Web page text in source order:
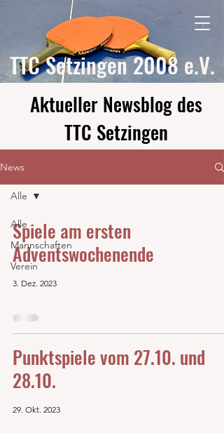
Start Mannschaften
Mitgliederbereich Datenschutz
TTC Setzingen 2008 e.V.
Aktueller Newsblog des
TTC Setzingen
News
Alle
Mannschaften
Verein
Alle
Spiele am ersten
Adventswochenende
3. Dez. 2023
Punktspiele vom 27.10. und
28.10.
29. Okt. 2023